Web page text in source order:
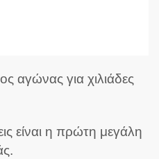
αγώνας για χιλιάδες
είναι η πρώτη μεγάλη